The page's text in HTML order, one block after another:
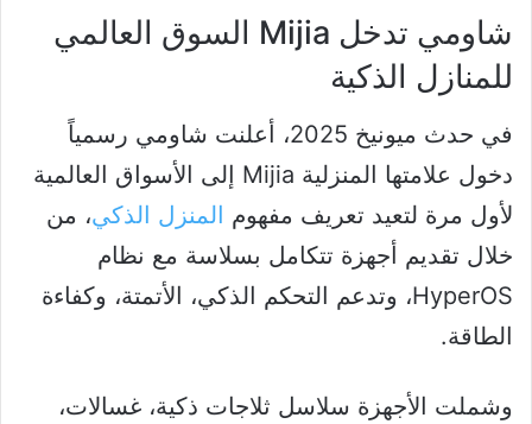
شاومي تدخل Mijia السوق العالمي
للمنازل الذكية
في حدث ميونيخ 2025، أعلنت شاومي رسمياً
دخول علامتها المنزلية Mijia إلى الأسواق العالمية
لأول مرة لتعيد تعريف مفهوم المنزل الذكي، من
خلال تقديم أجهزة تتكامل بسلاسة مع نظام
HyperOS، وتدعم التحكم الذكي، الأتمتة، وكفاءة
الطاقة.
وشملت الأجهزة سلاسل ثلاجات ذكية، غسالات،